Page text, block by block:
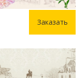
Заказать